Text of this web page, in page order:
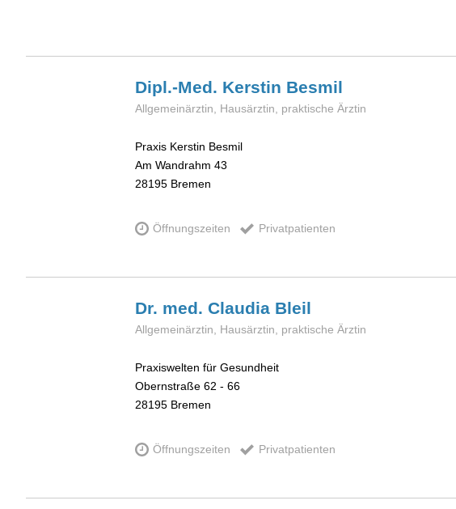
Dipl.-Med. Kerstin Besmil
Allgemeinärztin, Hausärztin, praktische Ärztin
Praxis Kerstin Besmil
Am Wandrahm 43
28195 Bremen
Öffnungszeiten Privatpatienten
Dr. med. Claudia Bleil
Allgemeinärztin, Hausärztin, praktische Ärztin
Praxiswelten für Gesundheit
Obernstraße 62 - 66
28195 Bremen
Öffnungszeiten Privatpatienten